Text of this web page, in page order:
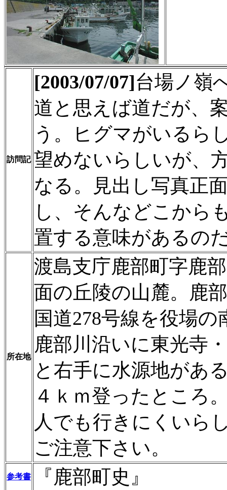
訪問記
[2003/07/07]台場ノ嶺
道と思えば道だが、
う。ヒグマがいるら
望めないらしいが、
なる。見出し写真正
し、そんなどこから
置する意味があるの
所在地
渡島支庁鹿部町字鹿
面の丘陵の山麓。鹿
国道278号線を役場
鹿部川沿いに東光寺
と右手に水源地があ
４ｋｍ登ったところ
人でも行きにくいら
ご注意下さい。
参考書 『鹿部町史』